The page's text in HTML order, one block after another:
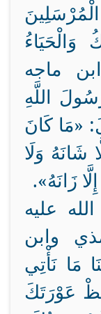
وَالْحَيَاءُ
ماجه
اللَّهِ
«مَا كَانَ
وَلَا
زَانَهُ».
عليه
وابن
مَا نَأْتِي
عَوْرَتَكَ